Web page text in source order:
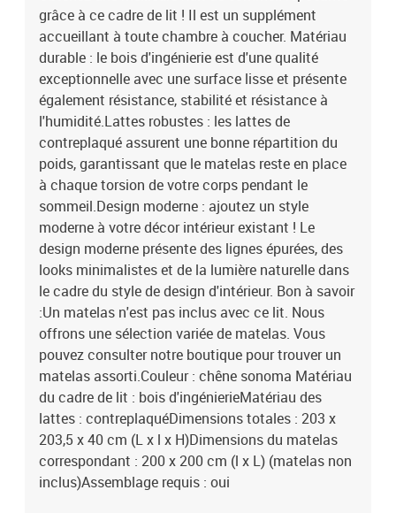
du cadre de lit : bois d'ingénierieMatériau des lattes :
contreplaquéDimensions totales : 203 x 203,5 x 40 cm (L x l x
H)Dimensions du matelas correspondant : 200 x 200 cm (l x L)
(matelas non inclus)Assemblage requis : oui
grâce à ce cadre de lit ! Il est un supplément
accueillant à toute chambre à coucher. Matériau
durable : le bois d'ingénierie est d'une qualité
exceptionnelle avec une surface lisse et présente
également résistance, stabilité et résistance à
l'humidité.Lattes robustes : les lattes de
contreplaqué assurent une bonne répartition du
poids, garantissant que le matelas reste en place
à chaque torsion de votre corps pendant le
sommeil.Design moderne : ajoutez un style
moderne à votre décor intérieur existant ! Le
design moderne présente des lignes épurées, des
looks minimalistes et de la lumière naturelle dans
le cadre du style de design d'intérieur. Bon à savoir
:Un matelas n'est pas inclus avec ce lit. Nous
offrons une sélection variée de matelas. Vous
pouvez consulter notre boutique pour trouver un
matelas assorti.Couleur : chêne sonoma Matériau
du cadre de lit : bois d'ingénierieMatériau des
lattes : contreplaquéDimensions totales : 203 x
203,5 x 40 cm (L x l x H)Dimensions du matelas
correspondant : 200 x 200 cm (l x L) (matelas non
inclus)Assemblage requis : oui